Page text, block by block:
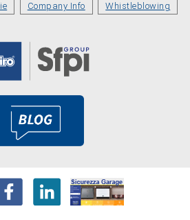
Company Info Whistleblowing